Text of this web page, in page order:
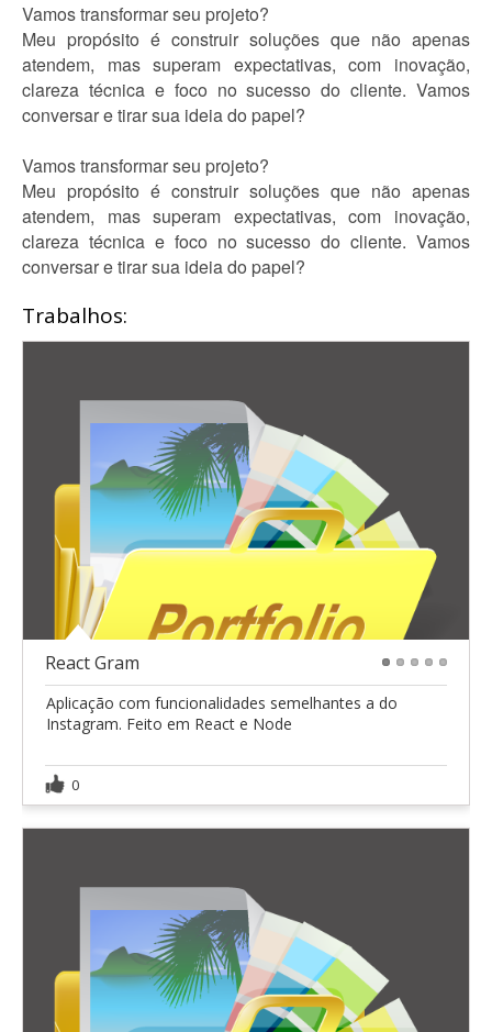
Vamos transformar seu projeto?
Meu propósito é construir soluções que não apenas
atendem, mas superam expectativas, com inovação,
clareza técnica e foco no sucesso do cliente. Vamos
conversar e tirar sua ideia do papel?
Vamos transformar seu projeto?
Meu propósito é construir soluções que não apenas
atendem, mas superam expectativas, com inovação,
clareza técnica e foco no sucesso do cliente. Vamos
conversar e tirar sua ideia do papel?
Trabalhos:
React Gram
Aplicação com funcionalidades semelhantes a do
Instagram. Feito em React e Node
0